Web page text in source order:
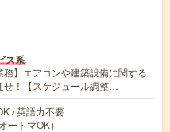
ス系
務】エアコンや建築設備に関する
せ！【スケジュール調整…
/ 英語力不要
ートマOK）